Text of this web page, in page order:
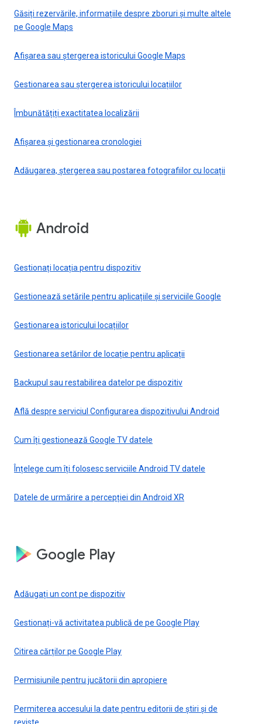
Găsiți rezervările, informațiile despre zboruri și multe altele
pe Google Maps
Afișarea sau ștergerea istoricului Google Maps
Gestionarea sau ștergerea istoricului locațiilor
Îmbunătățiți exactitatea localizării
Afișarea și gestionarea cronologiei
Adăugarea, ștergerea sau postarea fotografiilor cu locații
Android
Gestionați locația pentru dispozitiv
Gestionează setările pentru aplicațiile și serviciile Google
Gestionarea istoricului locațiilor
Gestionarea setărilor de locație pentru aplicații
Backupul sau restabilirea datelor pe dispozitiv
Află despre serviciul Configurarea dispozitivului Android
Cum îți gestionează Google TV datele
Înțelege cum îți folosesc serviciile Android TV datele
Datele de urmărire a percepției din Android XR
Google Play
Adăugați un cont pe dispozitiv
Gestionați-vă activitatea publică de pe Google Play
Citirea cărților pe Google Play
Permisiunile pentru jucătorii din apropiere
Permiterea accesului la date pentru editorii de știri și de